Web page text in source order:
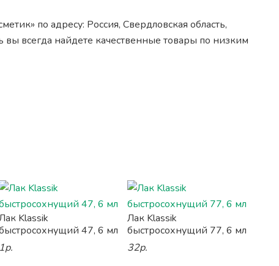
по адресу: Россия, Свердловская область,
всегда найдете качественные товары по низким
Klassik
47, 6 мл
1р.
Лак Klassik
быстросохнущий 77, 6 мл
32р.